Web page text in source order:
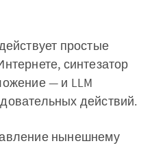
простые
синтезатор
— и LLM
действий.
нынешнему